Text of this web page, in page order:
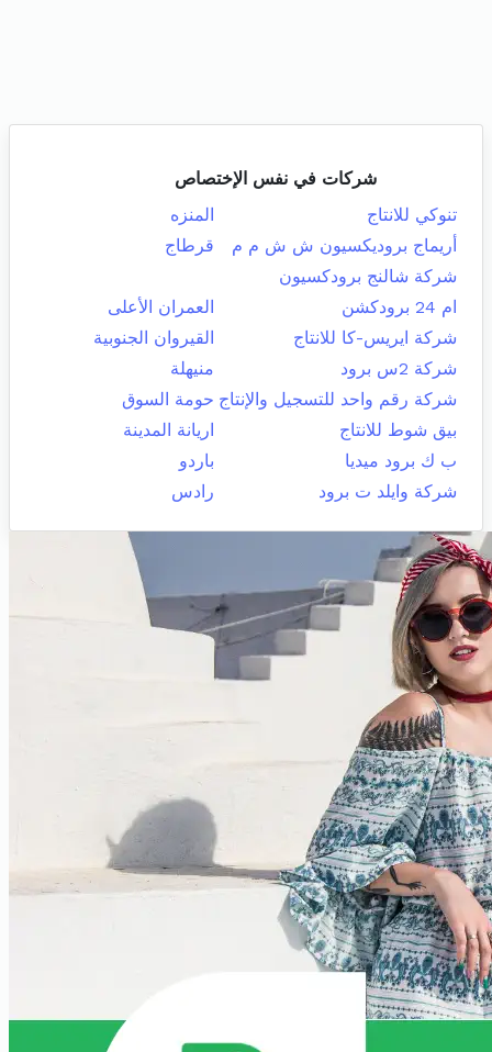
شركات في نفس الإختصاص
تنوكي للانتاج
المنزه
أريماج بروديكسيون ش ش م م
قرطاج
شركة شالنج برودكسيون
ام 24 برودكشن
العمران الأعلى
شركة ايريس-كا للانتاج
القيروان الجنوبية
شركة 2س برود
منيهلة
شركة رقم واحد للتسجيل والإنتاج حومة السوق
بيق شوط للانتاج
اريانة المدينة
ب ك برود ميديا
باردو
شركة وايلد ت برود
رادس